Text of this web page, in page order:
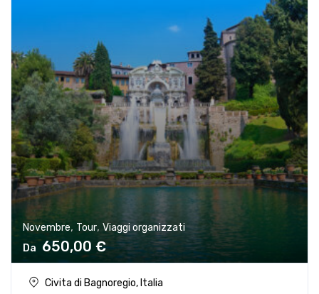
Novembre, Tour, Viaggi organizzati
650,00 €
Civita di Bagnoregio, Italia